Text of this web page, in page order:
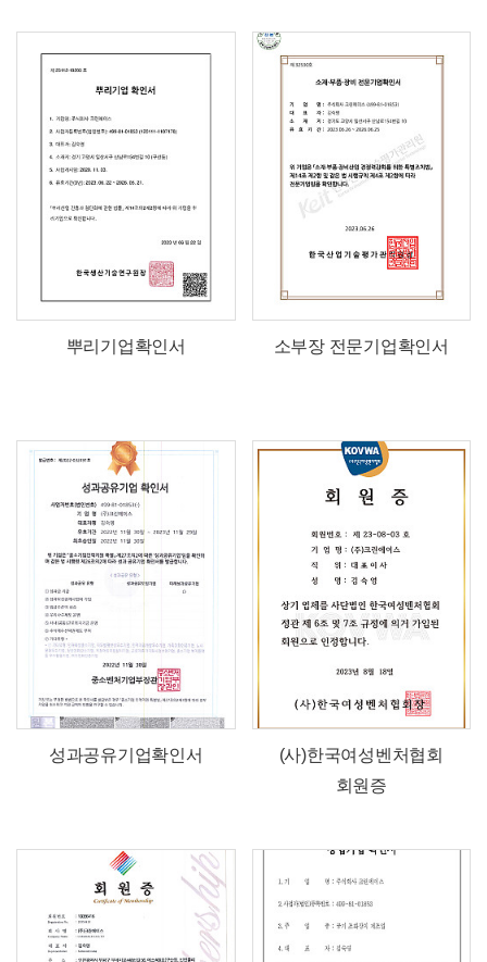
뿌리기업확인서 소부장 전문기업확인서
성과공유기업확인서
(사)한국여성벤처협회
회원증